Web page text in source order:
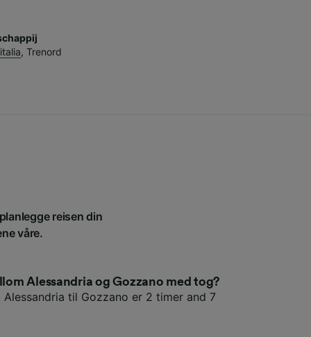
, Trenord
reisen din
våre.
Alessandria og Gozzano med tog?
til Gozzano er 2 timer and 7